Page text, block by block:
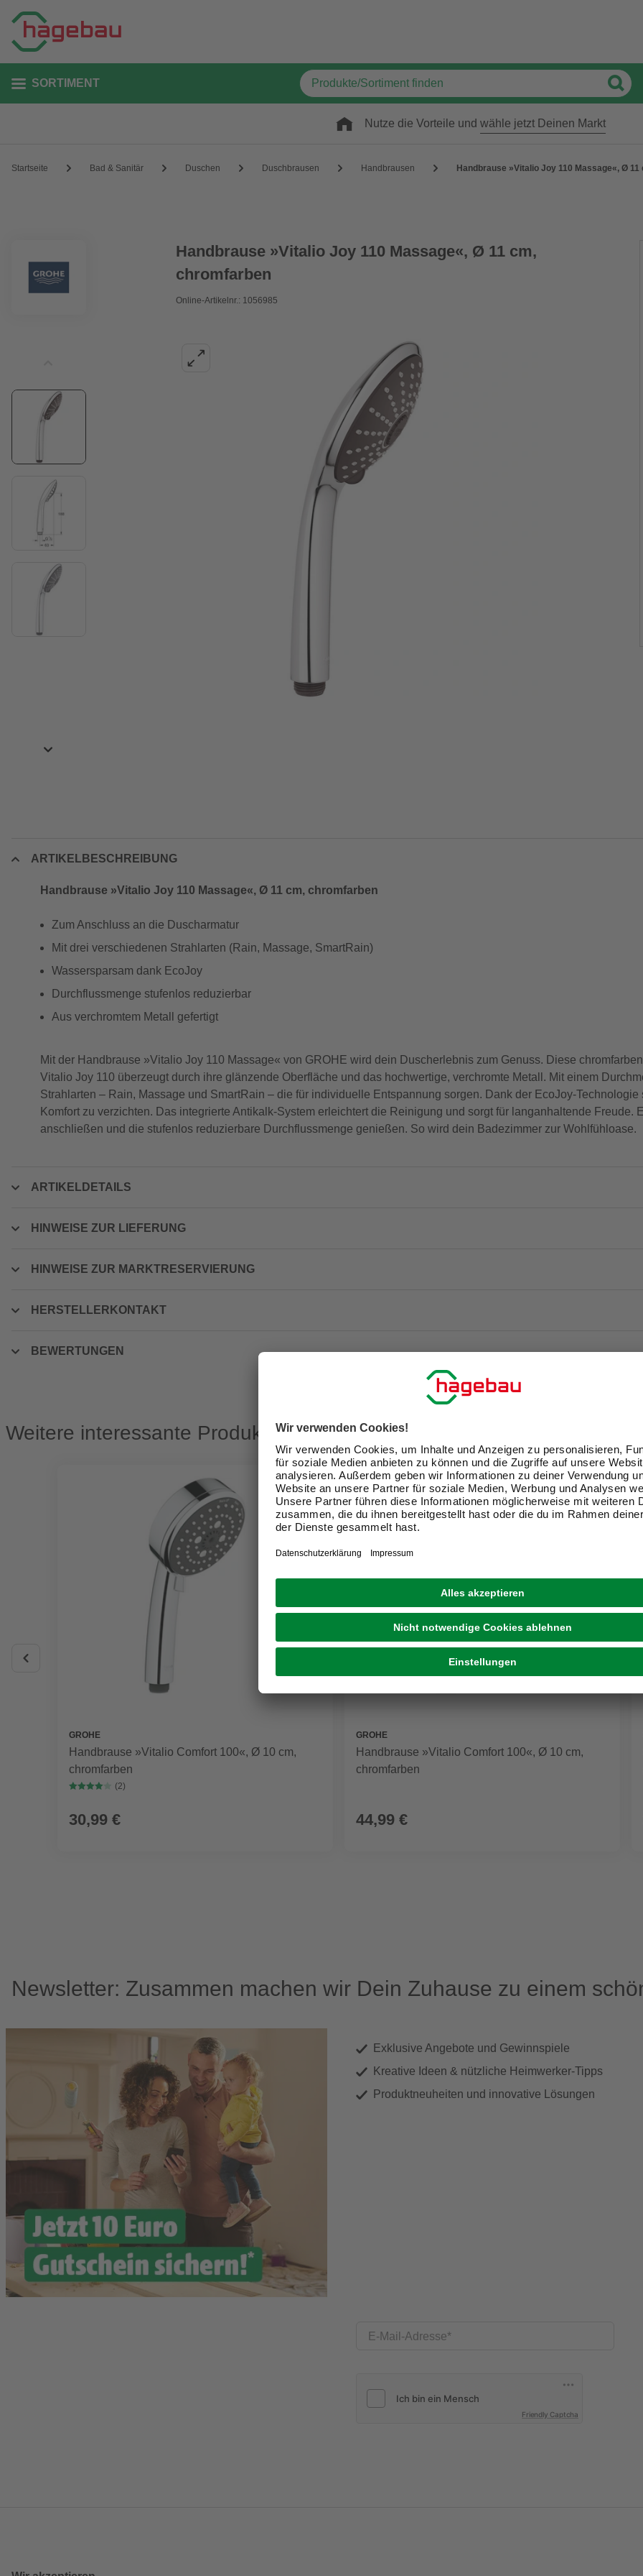
SORTIMENT
Nutze die Vorteile und wähle jetzt Deinen Markt
Startseite Bad & Sanitär Duschen Duschbrausen Handbrausen Handbrause »Vitalio Joy 110 Massage«, Ø
Handbrause »Vitalio Joy 110 Massage«, Ø 11 cm,
chromfarben
Online-Artikelnr.: 1056985
ARTIKELBESCHREIBUNG
Handbrause »Vitalio Joy 110 Massage«, Ø 11 cm, chromfarben
Zum Anschluss an die Duscharmatur
Mit drei verschiedenen Strahlarten (Rain, Massage, SmartRain)
Wassersparsam dank EcoJoy
Durchflussmenge stufenlos reduzierbar
Aus verchromtem Metall gefertigt
Mit der Handbrause »Vitalio Joy 110 Massage« von GROHE wird dein Duscherlebnis zum Genuss. Diese
Vitalio Joy 110 überzeugt durch ihre glänzende Oberfläche und das hochwertige, verchromte Metall. Mit einem
Strahlarten – Rain, Massage und SmartRain – die für individuelle Entspannung sorgen. Dank der EcoJoy-Technologie
Komfort zu verzichten. Das integrierte Antikalk-System erleichtert die Reinigung und sorgt für langanhaltende Freude.
anschließen und die stufenlos reduzierbare Durchflussmenge genießen. So wird dein Badezimmer zur Wohlfühloase.
ARTIKELDETAILS
HINWEISE ZUR LIEFERUNG
HINWEISE ZUR MARKTRESERVIERUNG
HERSTELLERKONTAKT
BEWERTUNGEN
Weitere interessante Produkte
GROHE
Handbrause »Vitalio Comfort 100«, Ø 10 cm,
chromfarben
(2)
30,99 €
GROHE
Handbrause »Vitalio Comfort 100«, Ø 10 cm,
chromfarben
44,99 €
Newsletter: Zusammen machen wir Dein Zuhause zu einem
Exklusive Angebote und Gewinnspiele
Kreative Ideen & nützliche Heimwerker-Tipps
Produktneuheiten und innovative Lösungen
E-Mail-Adresse
Friendly Captcha